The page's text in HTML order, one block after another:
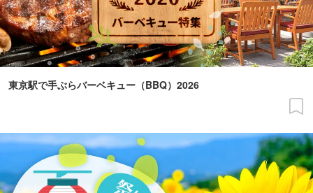
東京駅で手ぶらバーベキュー（BBQ）2026